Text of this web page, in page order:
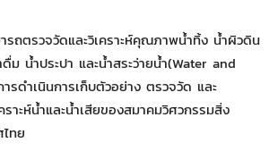
รถตรวจวัดและวิเคราะห์คุณภาพน้ำทิ้ง น้ำผิวดิน
ม น้ำประปา และน้ำสระว่ายน้ำ(Water and
รดำเนินการเก็บตัวอย่าง ตรวจวัด และ
ราะห์น้ำและน้ำเสียของสมาคมวิศวกรรมสิ่ง
ทย